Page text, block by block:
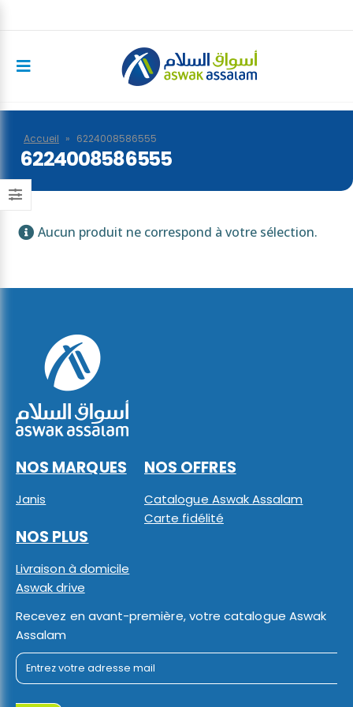
Accueil » 6224008586555
6224008586555
Aucun produit ne correspond à votre sélection.
NOS MARQUES
Janis
NOS OFFRES
Catalogue Aswak Assalam
Carte fidélité
NOS PLUS
Livraison à domicile
Aswak drive
Recevez en avant-première, votre catalogue Aswak
Assalam